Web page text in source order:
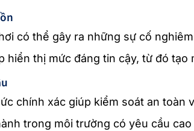
có thể gây ra những sự cố
hiển thị mức đáng tin cậy, từ đó tạo
chính xác giúp kiểm soát an toàn
trong môi trường có yêu cầu cao